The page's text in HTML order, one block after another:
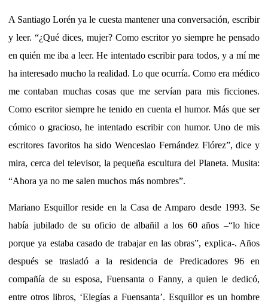
A Santiago Lorén ya le cuesta mantener una conversación, escribir
y leer. “¿Qué dices, mujer? Como escritor yo siempre he pensado
en quién me iba a leer. He intentado escribir para todos, y a mí me
ha interesado mucho la realidad. Lo que ocurría. Como era médico
me contaban muchas cosas que me servían para mis ficciones.
Como escritor siempre he tenido en cuenta el humor. Más que ser
cómico o gracioso, he intentado escribir con humor. Uno de mis
escritores favoritos ha sido Wenceslao Fernández Flórez”, dice y
mira, cerca del televisor, la pequeña escultura del Planeta. Musita:
“Ahora ya no me salen muchos más nombres”.
Mariano Esquillor reside en la Casa de Amparo desde 1993. Se
había jubilado de su oficio de albañil a los 60 años –“lo hice
porque ya estaba casado de trabajar en las obras”, explica-. Años
después se trasladó a la residencia de Predicadores 96 en
compañía de su esposa, Fuensanta o Fanny, a quien le dedicó,
entre otros libros, ‘Elegías a Fuensanta’. Esquillor es un hombre